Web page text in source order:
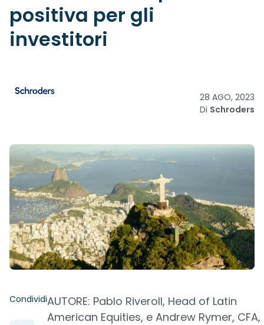
positiva per gli
investitori
28 AGO, 2023
Di Schroders
CondividiAUTORE: Pablo Riveroll, Head of Latin
American Equities, e Andrew Rymer, CFA,